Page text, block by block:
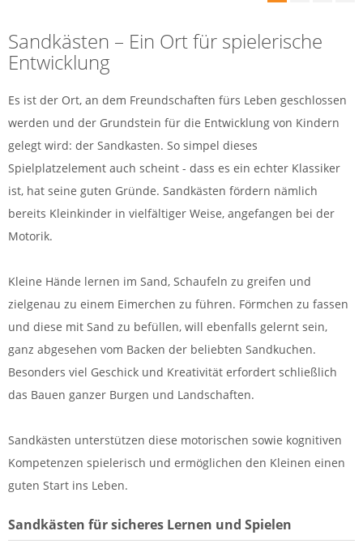
Sandkästen – Ein Ort für spielerische
Entwicklung
Es ist der Ort, an dem Freundschaften fürs Leben geschlossen
werden und der Grundstein für die Entwicklung von Kindern
gelegt wird: der Sandkasten. So simpel dieses
Spielplatzelement auch scheint - dass es ein echter Klassiker
ist, hat seine guten Gründe. Sandkästen fördern nämlich
bereits Kleinkinder in vielfältiger Weise, angefangen bei der
Motorik.
Kleine Hände lernen im Sand, Schaufeln zu greifen und
zielgenau zu einem Eimerchen zu führen. Förmchen zu fassen
und diese mit Sand zu befüllen, will ebenfalls gelernt sein,
ganz abgesehen vom Backen der beliebten Sandkuchen.
Besonders viel Geschick und Kreativität erfordert schließlich
das Bauen ganzer Burgen und Landschaften.
Sandkästen unterstützen diese motorischen sowie kognitiven
Kompetenzen spielerisch und ermöglichen den Kleinen einen
guten Start ins Leben.
Sandkästen für sicheres Lernen und Spielen